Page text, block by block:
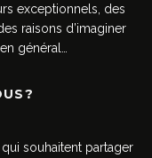
exceptionnels, des
raisons d’imaginer
général…
souhaitent partager